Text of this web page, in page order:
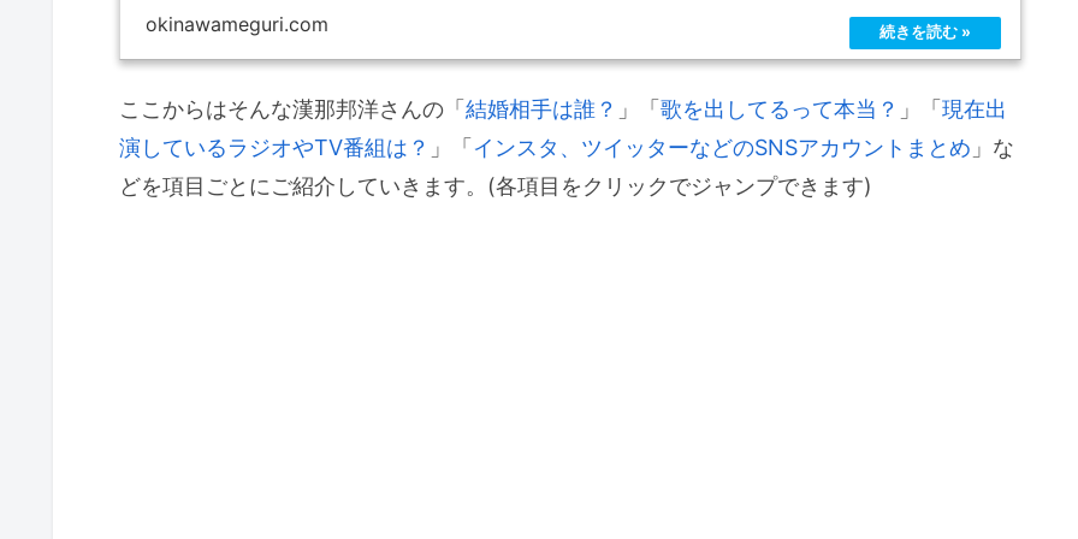
okinawameguri.com
ここからはそんな漢那邦洋さんの「 結婚相手は誰？ 」「 歌を出してるって本当？ 」「 現在出
演しているラジオやTV番組は？ 」「 インスタ、ツイッターなどのSNSアカウントまとめ 」な
どを項目ごとにご紹介していきます。(各項目をクリックでジャンプできます)